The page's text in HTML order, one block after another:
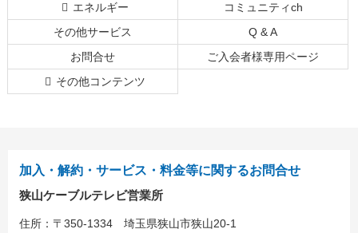
文
頭
へ
エネルギー
コミュニティch
その他サービス
Q & A
お問合せ
ご入会者様専用ページ
その他コンテンツ
加入・解約・サービス・料金等に関するお問合せ
狭山ケーブルテレビ営業所
住所： 〒350-1334 埼玉県狭山市狭山20-1